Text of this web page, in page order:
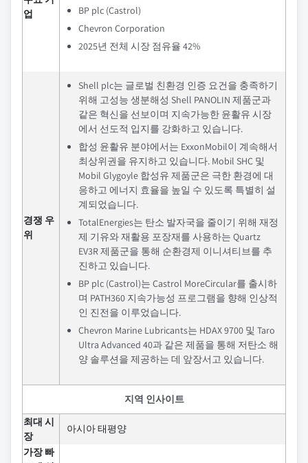
업
BP plc (Castrol)
Chevron Corporation
2025년 전체 시장 점유율 42%
경쟁 우
위
Shell plc는 글로벌 친환경 인증 요건을 충족하기
위해 고성능 생분해성 Shell PANOLIN 제품군과
같은 혁신을 선보이며 지속가능한 윤활유 시장
에서 선도적 입지를 강화하고 있습니다.
합성 윤활유 분야에서는 ExxonMobil이 계속해서
최상위권을 유지하고 있습니다. Mobil SHC 및
Mobil Glygoyle 합성유 제품군은 극한 환경에 대
응하고 에너지 효율을 높일 수 있도록 특별히 설
계되었습니다.
TotalEnergies는 탄소 발자국을 줄이기 위해 재정
제 기유와 재활용 포장재를 사용하는 Quartz
EV3R 제품군을 통해 순환경제 이니셔티브를 추
진하고 있습니다.
BP plc (Castrol)는 Castrol MoreCircular를 출시하
며 PATH360 지속가능성 프로그램을 향해 인상적
인 진전을 이루었습니다.
Chevron Marine Lubricants는 HDAX 9700 및 Taro
Ultra Advanced 40과 같은 제품을 통해 저탄소 해
양 솔루션을 제공하는 데 앞장서고 있습니다.
지역 인사이트
최대 시
장
아시아 태평양
가장 빠